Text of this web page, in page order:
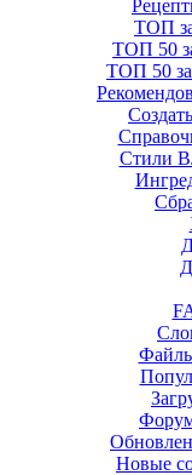
ТОП
ТОП 50
ТОП 50 за
Стили
Новые